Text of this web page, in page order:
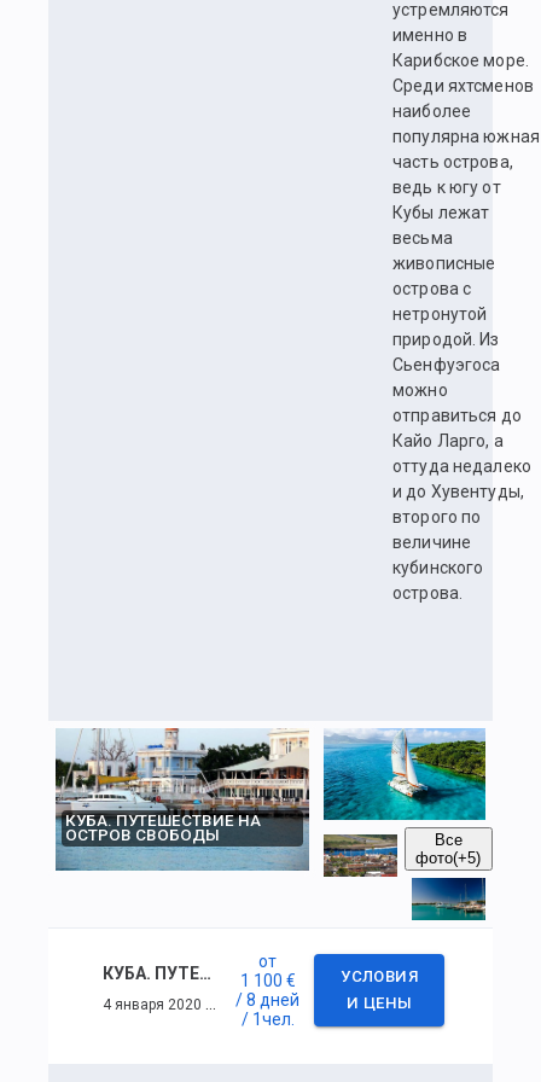
устремляются
именно в
Карибское море.
Среди яхтсменов
наиболее
популярна южная
часть острова,
ведь к югу от
Кубы лежат
весьма
живописные
острова с
нетронутой
природой. Из
Сьенфуэгоса
можно
отправиться до
Кайо Ларго, а
оттуда недалеко
и до Хувентуды,
второго по
величине
кубинского
острова.
КУБА. ПУТЕШЕСТВИЕ НА
ОСТРОВ СВОБОДЫ
Все
фото(+5)
КУБА. ПУТЕШЕСТВИЕ НА ОСТРОВ СВОБОДЫ
4 января 2020 г. — 11 января 2020 г.
от
1 100 €
/ 8 дней
/ 1чел.
УСЛОВИЯ
И ЦЕНЫ